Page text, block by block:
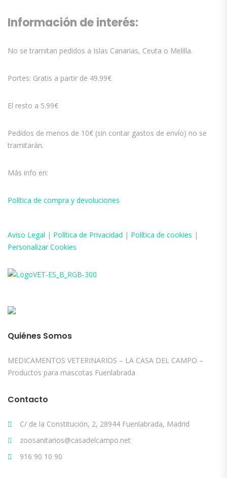
Información de interés:
No se tramitan pedidos a Islas Canarias, Ceuta o Melilla.
Portes: Gratis a partir de 49.99€
El resto a 5.99€
Pedidos de menos de 10€ (sin contar gastos de envío) no se
tramitarán.
Más info en:
Política de compra y devoluciones
Aviso Legal | Política de Privacidad | Política de cookies |
Personalizar Cookies
Quiénes Somos
MEDICAMENTOS VETERINARIOS – LA CASA DEL CAMPO –
Productos para mascotas Fuenlabrada
Contacto
C/ de la Constitución, 2, 28944 Fuenlabrada, Madrid
zoosanitarios@casadelcampo.net
916 90 10 90